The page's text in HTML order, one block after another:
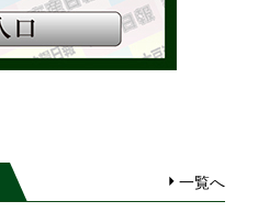
一覧へ